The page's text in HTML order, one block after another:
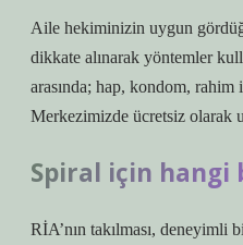
Aile hekiminizin uygun
dikkate alınarak yöntemler
arasında; hap, kondom,
Merkezimizde ücretsiz olarak
Spiral için hangi
RİA’nın takılması, deneyimli